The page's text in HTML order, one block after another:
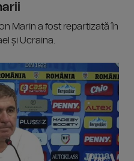
Marin a fost repartizată în
și Ucraina.